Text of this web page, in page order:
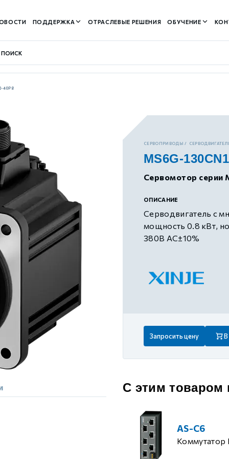
ПОДДЕРЖКА ОТРАСЛЕВЫЕ РЕШЕНИЯ ОБУЧЕНИЕ
40P8
СЕРВОПРИВОДЫ
MS6G-
Сервомотор серии
ОПИСАНИЕ
Серводвигатель с
мощность 0.8 кВт,
380В AC±10%
Запросить цену В
С этим товаром
AS-C6
Коммутатор
контуром)
с разомкнутым контуром)
контуром)